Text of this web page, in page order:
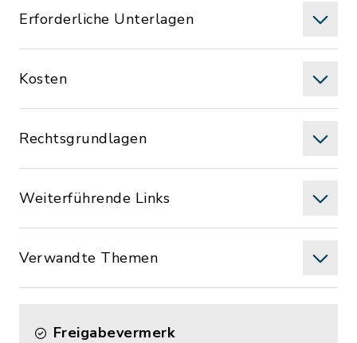
Erforderliche Unterlagen
Kosten
Rechtsgrundlagen
Weiterführende Links
Verwandte Themen
Freigabevermerk